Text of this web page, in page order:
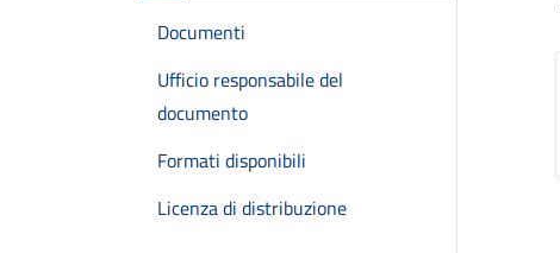
Documenti
Ufficio responsabile del
documento
Formati disponibili
Licenza di distribuzione